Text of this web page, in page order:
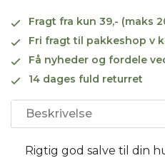
Fragt fra kun 39,- (maks
Fri fragt til pakkeshop v
Få nyheder og fordele
14 dages fuld returret
Beskrivelse
Rigtig god salve til din